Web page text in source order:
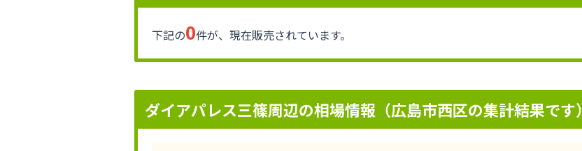
下記の0件が、現在販売されています。
ダイアパレス三篠周辺の相場情報（広島市西区の集計結果です）